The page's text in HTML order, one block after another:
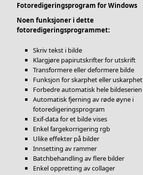
Fotoredigeringsprogram for Windows
Noen funksjoner i dette
fotoredigeringsprogrammet:
Skriv tekst i bilde
Klargjøre papirutskrifter for utskrift
Transformere eller deformere bilde
Funksjon for skarphet eller uskarphet
Forbedre automatisk hele bildeserien
Automatisk fjerning av røde øyne i
fotoredigeringsprogram
Exif-data for et bilde vises
Enkel fargekorrigering rgb
Ulike effekter på bilder
Innsetting av rammer
Batchbehandling av flere bilder
Enkel oppretting av collager